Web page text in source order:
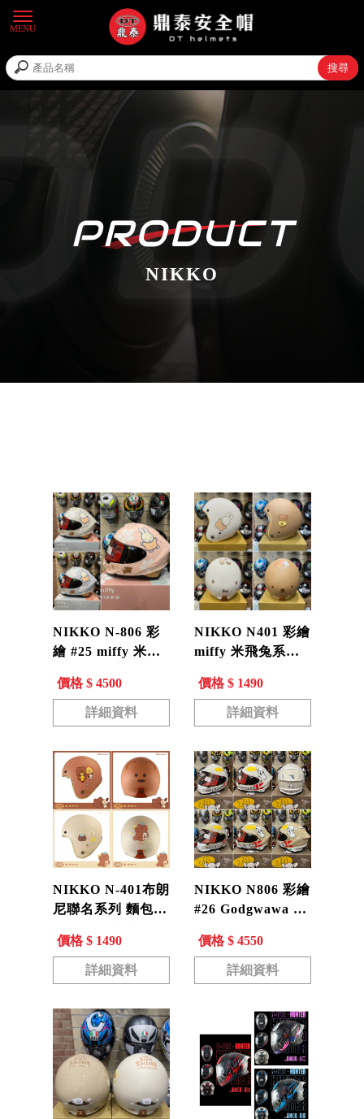
NIKKO
NIKKO N-806 彩
繪 #25 miffy 米飛
內墨片 耳機槽
價格 $ 4500
詳細資料
NIKKO N401 彩繪
miffy 米飛兔系列
荷蘭經典 N-401
價格 $ 1490
詳細資料
NIKKO N-401布朗
尼聯名系列 麵包熊
熊熊來襲 皮革內裡
復古帽 N401
價格 $ 1490
詳細資料
NIKKO N806 彩繪
#26 Godgwawa 變
全罩安全帽 內墨片
N-806
價格 $ 4550
詳細資料